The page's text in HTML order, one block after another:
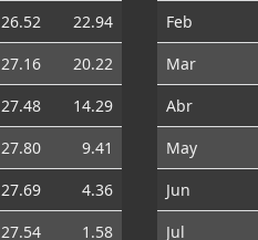
26.52
22.94
27.16
20.22
27.48
14.29
27.80
9.41
27.69
4.36
27.54
1.58
Feb
Mar
Abr
May
Jun
Jul